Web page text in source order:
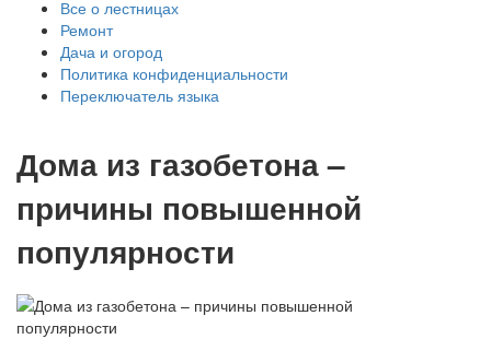
Все о лестницах
Ремонт
Дача и огород
Политика конфиденциальности
Переключатель языка
Дома из газобетона –
причины повышенной
популярности